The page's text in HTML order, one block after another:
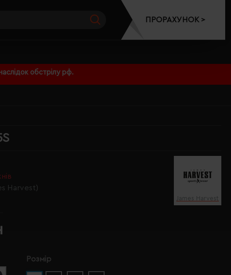
обстрілу рф.
ПРОРАХУНОК >
Harvest)
James Harvest
Розмір